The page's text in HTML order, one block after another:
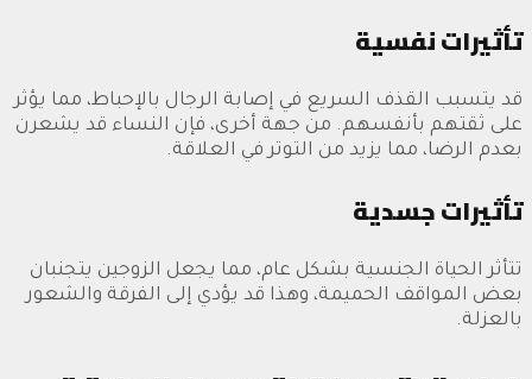
تأثيرات نفسية
قد يتسبب القذف السريع في إصابة الرجال بالإحباط، مما يؤثر
على ثقتهم بأنفسهم. من جهة أخرى، فإن النساء قد يشعرن
بعدم الرضا، مما يزيد من التوتر في العلاقة.
تأثيرات جسدية
تتأثر الحياة الجنسية بشكل عام، مما يجعل الزوجين يتجنبان
بعض المواقف الحميمة، وهذا قد يؤدي إلى الفرقة والشعور
بالعزلة.